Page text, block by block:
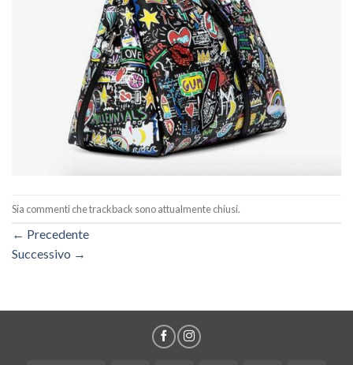
Sia commenti che trackback sono attualmente chiusi.
← Precedente
Successivo →